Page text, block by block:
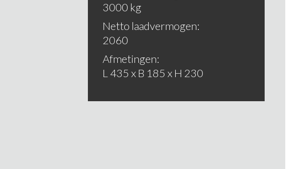
3000 kg
Netto laadvermogen:
2060
Afmetingen:
L 435 x B 185 x H 230